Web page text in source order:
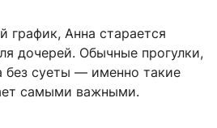
график, Анна старается
дочерей. Обычные прогулки,
без суеты — именно такие
самыми важными.